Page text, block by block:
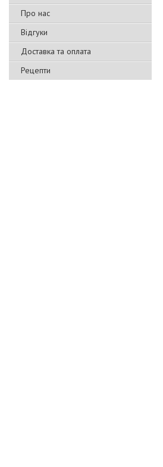
Про нас
Відгуки
Доставка та оплата
Рецепти